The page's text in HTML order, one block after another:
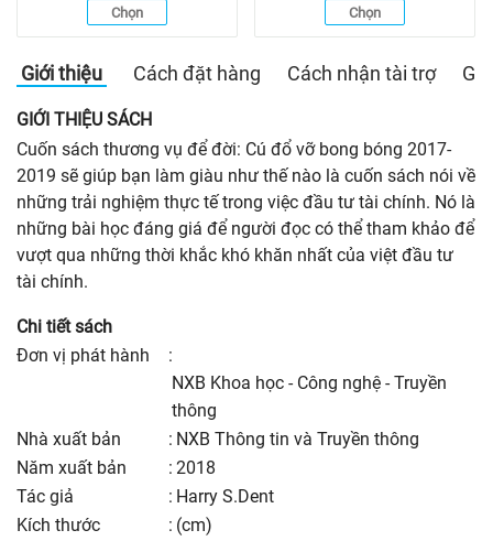
Chọn Chọn
Giới thiệu Cách đặt hàng Cách nhận tài trợ
GIỚI THIỆU SÁCH
Cuốn sách thương vụ để đời: Cú đổ vỡ bong bóng 2017-
2019 sẽ giúp bạn làm giàu như thế nào là cuốn sách nói về
những trải nghiệm thực tế trong việc đầu tư tài chính. Nó là
những bài học đáng giá để người đọc có thể tham khảo để
vượt qua những thời khắc khó khăn nhất của việt đầu tư
tài chính.
Chi tiết sách
Đơn vị phát hành
:
NXB Khoa học - Công nghệ - Truyền
thông
nhà xuất bản
: NXB Thông tin và Truyền thông
năm xuất bản
: 2018
Tác giả
: Harry S.Dent
kích thước
: (cm)